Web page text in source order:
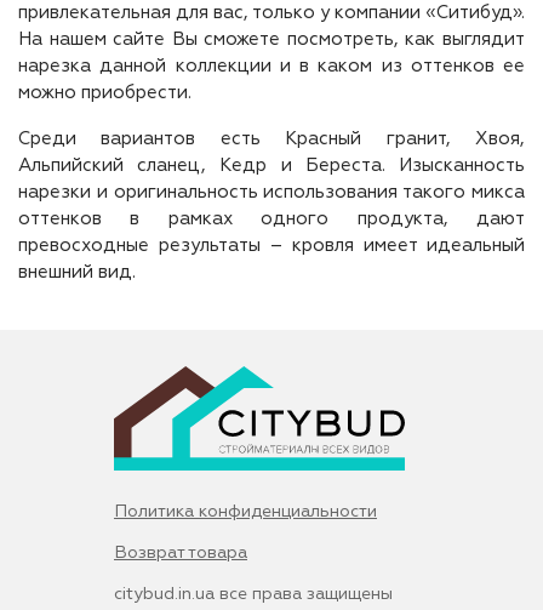
привлекательная для вас, только у компании «Ситибуд».
На нашем сайте Вы сможете посмотреть, как выглядит
нарезка данной коллекции и в каком из оттенков ее
можно приобрести.
Среди вариантов есть Красный гранит, Хвоя,
Альпийский сланец, Кедр и Береста. Изысканность
нарезки и оригинальность использования такого микса
оттенков в рамках одного продукта, дают
превосходные результаты – кровля имеет идеальный
внешний вид.
Политика конфиденциальности
Возврат товара
citybud.in.ua все права защищены